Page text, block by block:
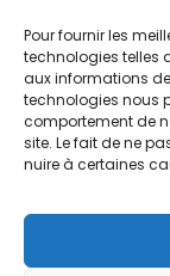
Pour fournir les
technologies telles
aux informations
technologies nous
comportement de
site. Le fait de ne
nuire à certaines